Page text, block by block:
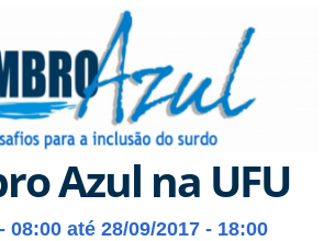
Azul na UFU
08:00 até 28/09/2017 - 18:00